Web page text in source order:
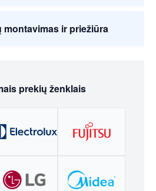
ir priežiūra
prekių ženklais